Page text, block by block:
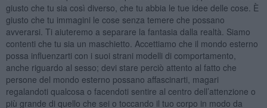
giusto che tu sia così diverso, che tu abbia le tue idee delle cose. È
giusto che tu immagini le cose senza temere che possano
avverarsi. Ti aiuteremo a separare la fantasia dalla realtà. Siamo
contenti che tu sia un maschietto. Accettiamo che il mondo esterno
possa influenzarti con i suoi strani modelli di comportamento,
anche riguardo al sesso; devi stare perciò attento al fatto che
persone del mondo esterno possano affascinarti, magari
regalandoti qualcosa o facendoti sentire al centro dell’attenzione o
più grande di quello che sei o toccando il tuo corpo in modo da